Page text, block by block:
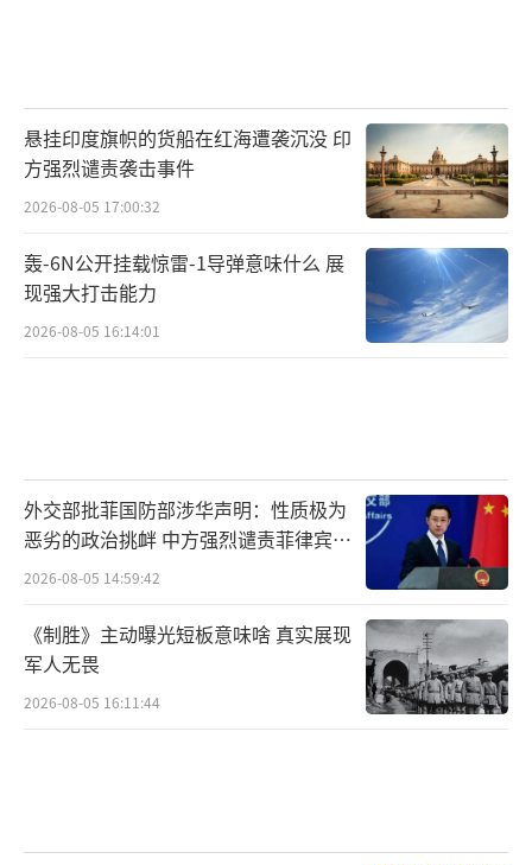
悬挂印度旗帜的货船在红海遭袭沉没 印
方强烈谴责袭击事件
2026-08-05 17:00:32
轰-6N公开挂载惊雷-1导弹意味什么 展
现强大打击能力
2026-08-05 16:14:01
外交部批菲国防部涉华声明：性质极为
恶劣的政治挑衅 中方强烈谴责菲律宾行
为
2026-08-05 14:59:42
《制胜》主动曝光短板意味啥 真实展现
军人无畏
2026-08-05 16:11:44